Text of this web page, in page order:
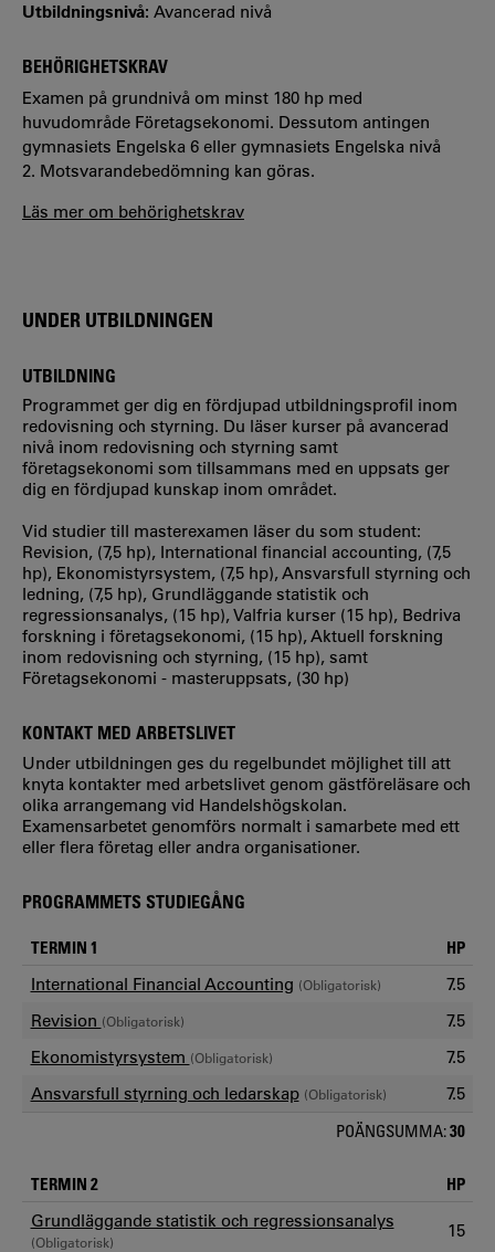
Utbildningsnivå: Avancerad nivå
BEHÖRIGHETSKRAV
Examen på grundnivå om minst 180 hp med
huvudområde Företagsekonomi. Dessutom antingen
gymnasiets Engelska 6 eller gymnasiets Engelska nivå
2. Motsvarandebedömning kan göras.
Läs mer om behörighetskrav
UNDER UTBILDNINGEN
UTBILDNING
Programmet ger dig en fördjupad utbildningsprofil inom
redovisning och styrning. Du läser kurser på avancerad
nivå inom redovisning och styrning samt
företagsekonomi som tillsammans med en uppsats ger
dig en fördjupad kunskap inom området.
Vid studier till masterexamen läser du som student:
Revision, (7,5 hp), International financial accounting, (7,5
hp), Ekonomistyrsystem, (7,5 hp), Ansvarsfull styrning och
ledning, (7,5 hp), Grundläggande statistik och
regressionsanalys, (15 hp), Valfria kurser (15 hp), Bedriva
forskning i företagsekonomi, (15 hp), Aktuell forskning
inom redovisning och styrning, (15 hp), samt
Företagsekonomi - masteruppsats, (30 hp)
KONTAKT MED ARBETSLIVET
Under utbildningen ges du regelbundet möjlighet till att
knyta kontakter med arbetslivet genom gästföreläsare och
olika arrangemang vid Handelshögskolan.
Examensarbetet genomförs normalt i samarbete med ett
eller flera företag eller andra organisationer.
PROGRAMMETS STUDIEGÅNG
TERMIN 1 HP
International Financial Accounting (Obligatorisk)
7.5
Revision (Obligatorisk)
7.5
Ekonomistyrsystem (Obligatorisk)
7.5
Ansvarsfull styrning och ledarskap (Obligatorisk) 7.5
POÄNGSUMMA:30
TERMIN 2 HP
Grundläggande statistik och regressionsanalys
(Obligatorisk)
15